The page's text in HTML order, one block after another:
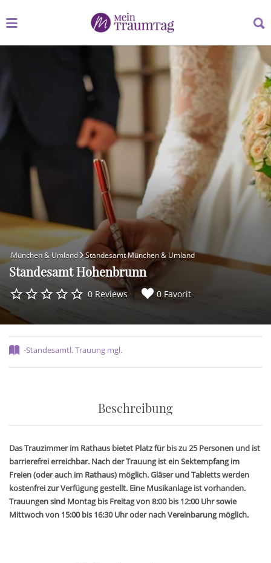
nach:
nach:
München & Umland Standesamt München & Umland
Standesamt Hohenbrunn
0 Reviews 0 Favorit
-Standesamtl. Trauung mgl.
Beschreibung
Das Trauzimmer im Rathaus bietet Platz für bis zu 25 Personen und ist
barrierefrei erreichbar. Nach der Trauung ist ein Sektempfang im
Freien (oder auch im Rathaus) möglich. Gläser und Tabletts werden
kostenfrei zur Verfügung gestellt. Eine Musikanlage ist vorhanden.
Trauungen sind Montag bis Freitag von 8:00 bis 12:00 Uhr sowie
Mittwoch von 15:00 bis 16:30 Uhr oder nach Vereinbarung möglich.